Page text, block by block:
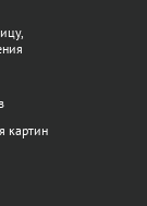
и долговечнее
параметры
при
картин